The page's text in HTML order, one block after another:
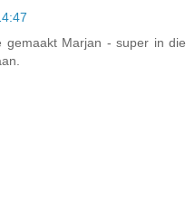
gemaakt Marjan - super in die